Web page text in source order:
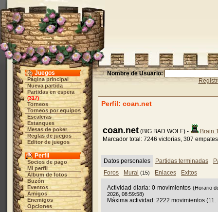
Juegos
Página principal
Nueva partida
Partidas en espera
(317)
Torneos
Torneos por equipos
Escaleras
Estanques
Mesas de poker
Reglas de juegos
Editor de juegos
Perfil
Socios de pago
Mi perfil
Álbum de fotos
Buzón
Eventos
Amigos
Enemigos
Opciones
Nombre de Usuario:
Perfil: coan.net
coan.net (BIG BAD WOLF) -
Brain
Marcador total: 7246 victorias, 307
Datos personales Partidas terminadas
Foros
Mural (15) Enlaces Exitos
Actividad diaria: 0 movimientos (Horario
2026, 08:59:58)
Máxima actividad: 2222 movimientos